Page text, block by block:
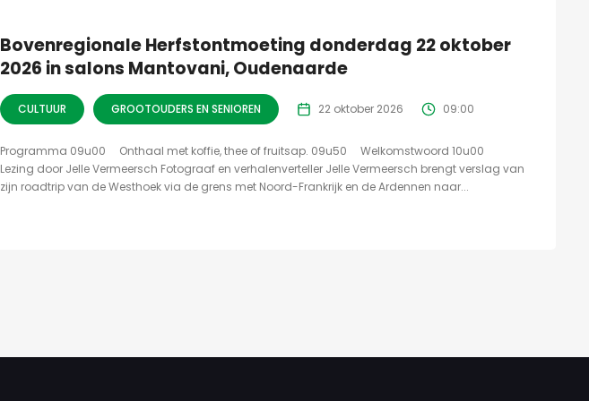
Bovenregionale Herfstontmoeting donderdag 22 oktober
2026 in salons Mantovani, Oudenaarde
CULTUUR GROOTOUDERS EN SENIOREN 22 oktober 2026 09:00
Programma 09u00 Onthaal met koffie, thee of fruitsap. 09u50 Welkomstwoord 10u00
Lezing door Jelle Vermeersch Fotograaf en verhalenverteller Jelle Vermeersch brengt verslag van
zijn roadtrip van de Westhoek via de grens met Noord-Frankrijk en de Ardennen naar...